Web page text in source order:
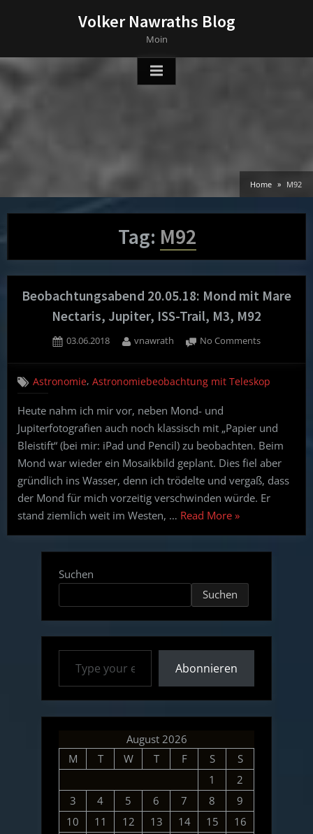
Volker Nawraths Blog
Moin
Home M92
Tag: M92
Beobachtungsabend 20.05.18: Mond mit Mare
Nectaris, Jupiter, ISS-Trail, M3, M92
Posted
03.06.2018 By
vnawrath No Commentson
Mond
Nectaris,
Jupiter,
ISS-
M3,
M92
Astronomie,Astronomiebeobachtung mit Teleskop
Heute nahm ich mir vor, neben Mond- und
Jupiterfotografien auch noch klassisch mit „Papier und
Bleistift“ (bei mir: iPad und Pencil) zu beobachten. Beim
Mond war wieder ein Mosaikbild geplant. Dies fiel aber
gründlich ins Wasser, denn ich trödelte und vergaß, dass
der Mond für mich vorzeitig verschwinden würde. Er
stand ziemlich weit im Westen, … Read More
20.05.18:
Mond
Mare
Nectaris,
Jupiter,
ISS-
Trail,
M3,
M92”
»
Suchen
Suchen
Type your email…
Abonnieren
August 2026
M
T W T F S
S
1
2
3
4 5 6 7 8
9
10
11 12 13 14 15
16